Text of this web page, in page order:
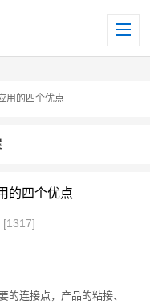
用的四个优点
的四个优点
[1317]
连接点，产品的粘接、